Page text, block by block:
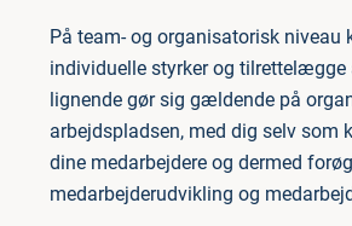
På team- og organisatorisk
individuelle styrker og
lignende gør sig gældende på
arbejdspladsen, med dig selv som
dine medarbejdere og dermed
medarbejderudvikling og